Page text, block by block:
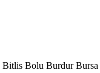
Bitlis Bolu Burdur Bursa